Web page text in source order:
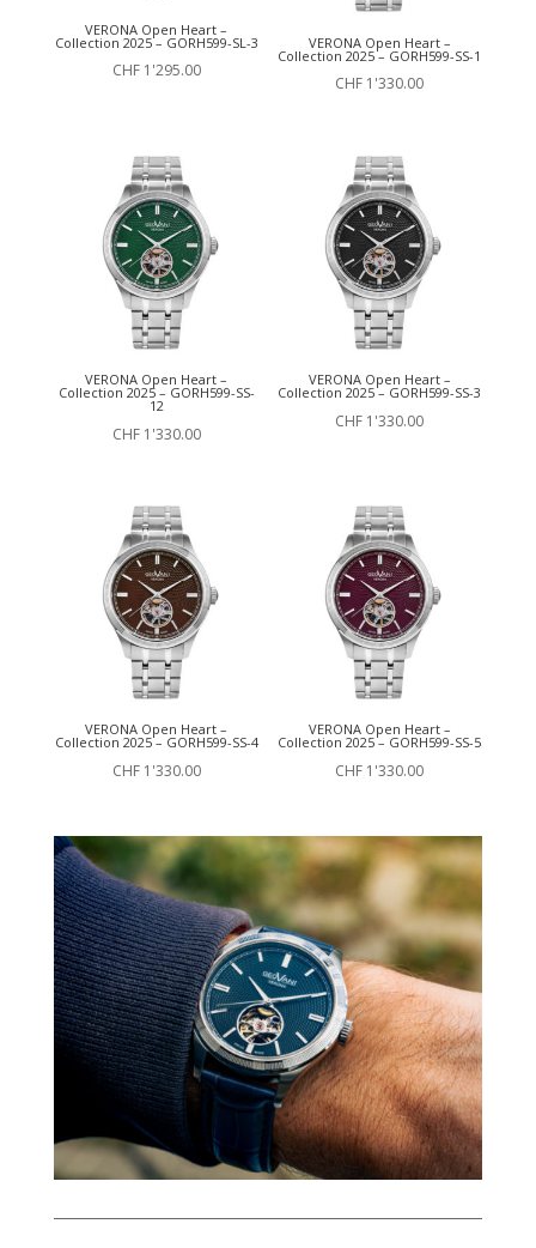
VERONA Open Heart –
Collection 2025 – GORH599-SL-3
CHF1'295.00
VERONA Open Heart –
Collection 2025 – GORH599-SS-1
CHF 1'330.00
VERONA Open Heart –
Collection 2025 – GORH599-SS-
12
CHF1'330.00
VERONA Open Heart –
Collection 2025 – GORH599-SS-3
CHF 1'330.00
VERONA Open Heart –
Collection 2025 – GORH599-SS-4
CHF1'330.00
VERONA Open Heart –
Collection 2025 – GORH599-SS-5
CHF 1'330.00